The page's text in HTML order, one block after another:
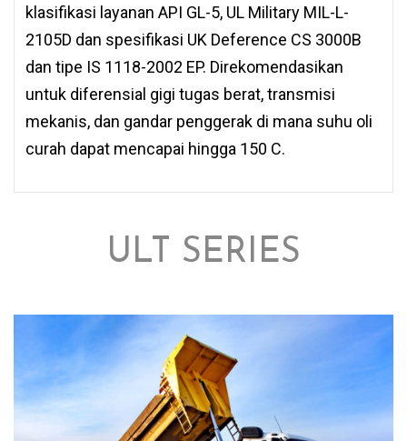
klasifikasi layanan API GL-5, UL Military MIL-L-
2105D dan spesifikasi UK Deference CS 3000B
dan tipe IS 1118-2002 EP. Direkomendasikan
untuk diferensial gigi tugas berat, transmisi
mekanis, dan gandar penggerak di mana suhu oli
curah dapat mencapai hingga 150 C.
ULT SERIES